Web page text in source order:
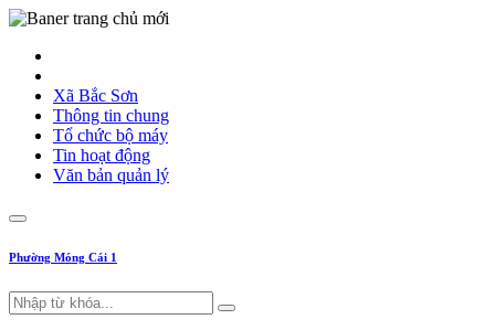
Xã Bắc Sơn
Thông tin chung
Tổ chức bộ máy
Tin hoạt động
Văn bản quản lý
Phường Móng Cái 1